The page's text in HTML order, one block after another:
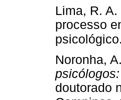
Lima, R.
processo
psicológico.
Noronha,
doutorado